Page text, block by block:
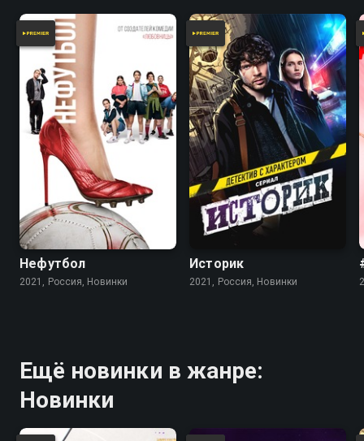
Нефутбол
2021, Россия, Новинки
Историк
2021, Россия, Новинки
Ещё новинки в жанре:
Новинки